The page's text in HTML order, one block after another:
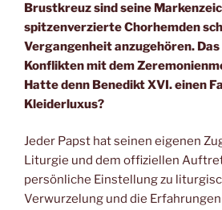
Brustkreuz sind seine
spitzenverzierte Chorhemden
Vergangenheit anzugehören.
Konflikten mit dem
Hatte denn Benedikt XVI. einen
Kleiderluxus?
Jeder Papst hat seinen eigenen
Liturgie und dem offiziellen
persönliche Einstellung zu
Verwurzelung und die